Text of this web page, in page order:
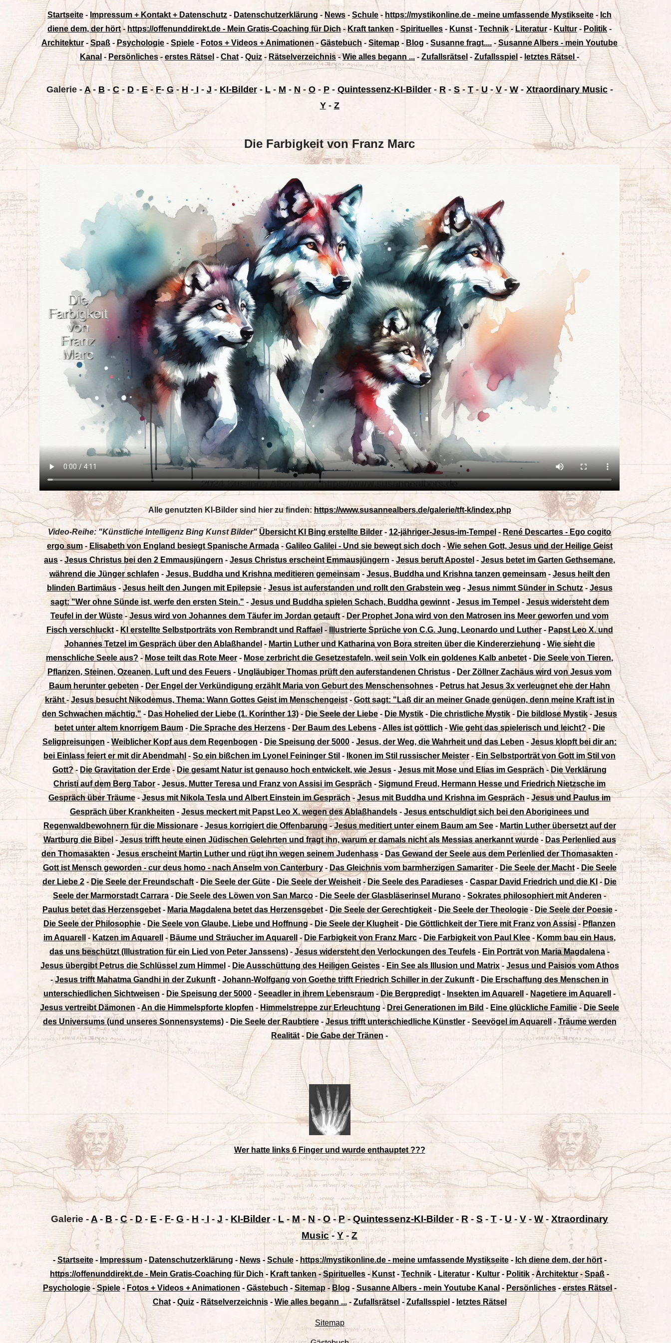
Startseite - Impressum + Kontakt + Datenschutz - Datenschutzerklärung - News -Schule - https://mystikonline.de - meine umfassende Mystikseite - Ich
diene dem, der hört- https://offenunddirekt.de - Mein Gratis-Coaching für Dich-Kraft tanken -Spirituelles - Kunst -Technik-Literatur - Kultur - Politik -
Architektur -Spaß -Psychologie -Spiele - Fotos + Videos + Animationen-Gästebuch-Sitemap - Blog -Susanne fragt.... -Susanne Albers - mein Youtube
Kanal - Persönliches-erstes Rätsel -Chat -Quiz - Rätselverzeichnis-Wie alles begann ... -Zufallsrätsel -Zufallsspiel - letztes Rätsel-
Galerie- A- B-C- D- E- F- G-H -I - J - KI-Bilder- L- M - N - O- P- Quintessenz-KI-Bilder- R- S-T-U -V- W- Xtraordinary Music-
Y- Z
Die Farbigkeit von Franz Marc
Alle genutzten KI-Bilder sind hier zu finden:https://www.susannealbers.de/galerie/tft-k/index.php
Video-Reihe: "Künstliche Intelligenz Bing Kunst Bilder" Übersicht KI Bing erstellte Bilder - 12-jähriger-Jesus-im-Tempel -René Descartes - Ego cogito
ergo sum-Elisabeth von England besiegt Spanische Armada-Galileo Galilei - Und sie bewegt sich doch - Wie sehen Gott, Jesus und der Heilige Geist
aus -Jesus Christus bei den 2 Emmausjüngern -Jesus Christus erscheint Emmausjüngern -Jesus beruft Apostel -Jesus betet im Garten Gethsemane,
während die Jünger schlafen - Jesus, Buddha und Krishna meditieren gemeinsam-Jesus, Buddha und Krishna tanzen gemeinsam- Jesus heilt den
blinden Bartimäus-Jesus heilt den Jungen mit Epilepsie- Jesus ist auferstanden und rollt den Grabstein weg - Jesus nimmt Sünder in Schutz- Jesus
sagt: "Wer ohne Sünde ist, werfe den ersten Stein." - Jesus und Buddha spielen Schach, Buddha gewinnt- Jesus im Tempel -Jesus widersteht dem
Teufel in der Wüste -Jesus wird von Johannes dem Täufer im Jordan getauft-Der Prophet Jona wird von den Matrosen ins Meer geworfen und vom
Fisch verschluckt- KI erstellte Selbstporträts von Rembrandt und Raffael - Illustrierte Sprüche von C.G. Jung, Leonardo und Luther-Papst Leo X. und
Johannes Tetzel im Gespräch über den Ablaßhandel - Martin Luther und Katharina von Bora streiten über die Kindererziehung - Wie sieht die
menschliche Seele aus? -Mose teilt das Rote Meer - Mose zerbricht die Gesetzestafeln, weil sein Volk ein goldenes Kalb anbetet - Die Seele von Tieren,
Pflanzen, Steinen, Ozeanen, Luft und des Feuers - Ungläubiger Thomas prüft den auferstandenen Christus - Der Zöllner Zachäus wird von Jesus vom
Baum herunter gebeten - Der Engel der Verkündigung erzählt Maria von Geburt des Menschensohnes - Petrus hat Jesus 3x verleugnet ehe der Hahn
kräht-Jesus besucht Nikodemus, Thema: Wann Gottes Geist im Menschengeist- Gott sagt: "Laß dir an meiner Gnade genügen, denn meine Kraft ist in
den Schwachen mächtig." - Das Hohelied der Liebe (1. Korinther 13)-Die Seele der Liebe-Die Mystik - Die christliche Mystik - Die bildlose Mystik-Jesus
betet unter altem knorrigem Baum- Die Sprache des Herzens- Der Baum des Lebens-Alles ist göttlich - Wie geht das spielerisch und leicht?- Die
Seligpreisungen -Weiblicher Kopf aus dem Regenbogen - Die Speisung der 5000 -Jesus, der Weg, die Wahrheit und das Leben -Jesus klopft bei dir an:
bei Einlass feiert er mit dir Abendmahl -So ein bißchen im Lyonel Feininger Stil - Ikonen im Stil russischer Meister-Ein Selbstporträt von Gott im Stil von
Gott?- Die Gravitation der Erde- Die gesamt Natur ist genauso hoch entwickelt, wie Jesus -Jesus mit Mose und Elias im Gespräch- Die Verklärung
Christi auf dem Berg Tabor -Jesus, Mutter Teresa und Franz von Assisi im Gespräch -Sigmund Freud, Hermann Hesse und Friedrich Nietzsche im
Gespräch über Träume-Jesus mit Nikola Tesla und Albert Einstein im Gespräch-Jesus mit Buddha und Krishna im Gespräch -Jesus und Paulus im
Gespräch über Krankheiten -Jesus meckert mit Papst Leo X. wegen des Ablaßhandels -Jesus entschuldigt sich bei den Aboriginees und
Regenwaldbewohnern für die Missionare- Jesus korrigiert die Offenbarung-Jesus meditiert unter einem Baum am See- Martin Luther übersetzt auf der
Wartburg die Bibel - Jesus trifft heute einen Jüdischen Gelehrten und fragt ihn, warum er damals nicht als Messias anerkannt wurde- Das Perlenlied aus
den Thomasakten -Jesus erscheint Martin Luther und rügt ihn wegen seinem Judenhass-Das Gewand der Seele aus dem Perlenlied der Thomasakten-
Gott ist Mensch geworden - cur deus homo - nach Anselm von Canterbury- Das Gleichnis vom barmherzigen Samariter- Die Seele der Macht- Die Seele
der Liebe 2 -Die Seele der Freundschaft- Die Seele der Güte - Die Seele der Weisheit -Die Seele des Paradieses -Caspar David Friedrich und die KI - Die
Seele der Marmorstadt Carrara - Die Seele des Löwen von San Marco - Die Seele der Glasbläserinsel Murano -Sokrates philosophiert mit Anderen-
Paulus betet das Herzensgebet- Maria Magdalena betet das Herzensgebet- Die Seele der Gerechtigkeit- Die Seele der Theologie-Die Seele der Poesie-
Die Seele der Philosophie - Die Seele von Glaube, Liebe und Hoffnung- Die Seele der Klugheit- Die Göttlichkeit der Tiere mit Franz von Assisi - Pflanzen
im Aquarell
-Katzen im Aquarell - Bäume und Sträucher im Aquarell - Die Farbigkeit von Franz Marc - Die Farbigkeit von Paul Klee - Komm bau ein Haus,
das uns beschützt (Illustration für ein Lied von Peter Janssens) -Jesus widersteht den Verlockungen des Teufels - Ein Porträt von Maria Magdalena -
Jesus übergibt Petrus die Schlüssel zum Himmel - Die Ausschüttung des Heiligen Geistes- Ein See als Illusion und Matrix- Jesus und Paisios vom Athos
-Jesus trifft Mahatma Gandhi in der Zukunft -Johann-Wolfgang von Goethe trifft Friedrich Schiller in der Zukunft- Die Erschaffung des Menschen in
unterschiedlichen Sichtweisen - Die Speisung der 5000 -Seeadler in ihrem Lebensraum - Die Bergpredigt - Insekten im Aquarell- Nagetiere im Aquarell
-
Jesus vertreibt Dämonen - An die Himmelspforte klopfen - Himmelstreppe zur Erleuchtung -Drei Generationen im Bild - Eine glückliche Familie-Die Seele
des Universums (und unseres Sonnensystems)- Die Seele der Raubtiere- Jesus trifft unterschiedliche Künstler- Seevögel im Aquarell -Träume werden
Realität- Die Gabe der Tränen -
Wer hatte links 6 Finger und wurde enthauptet ???
Galerie - A - B -C- D - E - F-G - H - I -J - KI-Bilder- L -M- N-O -P-Quintessenz-KI-Bilder- R -S -T - U -V -W-Xtraordinary
Music-Y-Z
- Startseite- Impressum- Datenschutzerklärung - News- Schule- https://mystikonline.de - meine umfassende Mystikseite- Ich diene dem, der hört-
https://offenunddirekt.de - Mein Gratis-Coaching für Dich - Kraft tanken-Spirituelles - Kunst -Technik - Literatur - Kultur - Politik -Architektur -Spaß-
Psychologie-Spiele- Fotos + Videos + Animationen - Gästebuch - Sitemap-Blog - Susanne Albers - mein Youtube Kanal - Persönliches- erstes Rätsel-
Chat- Quiz- Rätselverzeichnis- Wie alles begann ...- Zufallsrätsel - Zufallsspiel - letztes Rätsel
Sitemap